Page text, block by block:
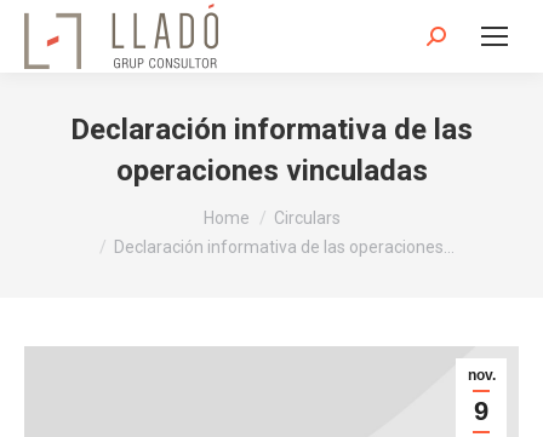
Search:
Declaración informativa de las
operaciones vinculadas
Home
Circulars
Declaración informativa de las operaciones…
nov.
9